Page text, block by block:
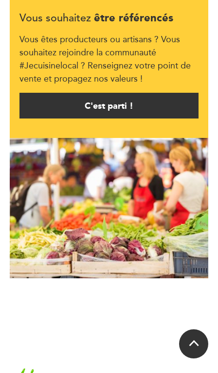
Vous souhaitez être référencés
Vous êtes producteurs ou artisans ? Vous
souhaitez rejoindre la communauté
#Jecuisinelocal ? Renseignez votre point de
vente et propagez nos valeurs !
C'est parti !